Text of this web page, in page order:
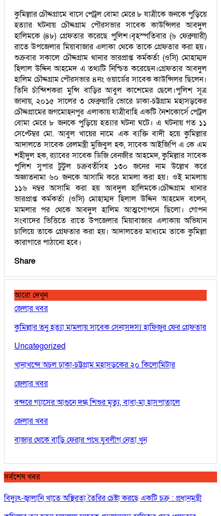
কুমিল্লার চৌদ্দগ্রামে বাসে পেট্রল বোমা মেরে ৮ যাত্রীকে জনকে পুড়িয়ে
হত্যার ঘটনায় চৌদ্দগ্রাম পৌরসভার সাবেক কাউন্সিলর আবদুল
হালিমকে (৪৮) গ্রেফতার করেছে পুলিশ।বৃহস্পতিবার (৬ ফেব্রুয়ারী)
রাতে উপজেলার মিয়াবাজার এলাকা থেকে তাকে গ্রেফতার করা হয়।
শুক্রবার সকালে চৌদ্দগ্রাম থানার ভারপ্রাপ্ত কর্মকর্তা (ওসি) মোহাম্মদ
হিলাল উদ্দিন আহমেদ এ তথ্যটি নিশ্চিত করেছেন।গ্রেফতার আবদুল
হালিম চৌদ্দগ্রাম পৌরসভার ৪নং ওয়ার্ডের সাবেক কাউন্সিলর ছিলেন।
তিনি চাঁন্দিশকরা মুন্সি বাড়ির আবুল কাশেমের ছেলে।পুলিশ সূত্র
জানায়, ২০১৫ সালের ৩ ফেব্রুয়ারি ভোরে ঢাকা-চট্টগ্রাম মহাসড়কের
চৌদ্দগ্রামের জগমোহনপুর এলাকায় যাত্রীবাহি একটি নৈশকোর্সে পেট্রল
বোমা মেরে ৮ জনকে পুড়িয়ে হত্যার ঘটনা ঘটে। এ ঘটনায় গত ১১
সেপ্টেম্বর মো. আবুল খায়ের নামে এক ব্যক্তি বাদী হয়ে কুমিল্লার
আদালতে সাবেক রেলমন্ত্রী মুজিবুল হক, সাবেক আইজিপি এ কে এম
শহীদুল হক, র‍্যাবের সাবেক ডিজি বেনজীর আহমেদ, কুমিল্লার সাবেক
পুলিশ সুপার টুটুল চক্রবর্তীসহ ১৩০ জনের নাম উল্লেখ করে
অজ্ঞাতনামা ৬০ জনকে আসামি করে মামলা করা হয়। ওই মামলায়
১১৬ নম্বর আসামি করা হয় আবদুল হালিমকে।চৌদ্দগ্রাম থানার
ভারপ্রাপ্ত কর্মকর্তা (ওসি) মোহাম্মদ হিলাল উদ্দিন আহমেদ বলেন,
মামলার পর থেকে আবদুল হালিম আত্মগোপনে ছিলো। গোপন
সংবাদের ভিত্তিতে রাতে উপজেলার মিয়াবাজার এলাকায় অভিযান
চালিয়ে তাকে গ্রেফতার করা হয়। আদালতের মাধ্যমে তাকে কুমিল্লা
কারাগারে পাঠানো হবে।
Share
আরো দেখুন
জেলার খবর
কুমিল্লার তনু হত্যা মামলায় সাবেক সেনাসদস্য হাফিজুর ফের গ্রেফতার
Uncategorized
খানাখন্দে অচল ঢাকা-চট্টগ্রাম মহাসড়কের ২০ কিলোমিটার
জেলার খবর
বন্দরে গ্যাসের আগুনে দগ্ধ শিশুর মৃত্যু, বাবা-মা হাসপাতালে
জেলার খবর
বাজার থেকে বাড়ি ফেরার পথে যুবলীগ নেতা খুন
সর্বশেষ খবর
বিদ্যুৎ-জ্বালানি খাতে অস্থিরতা তৈরির চেষ্টা করছে একটি চক্র : প্রধানমন্ত্রী